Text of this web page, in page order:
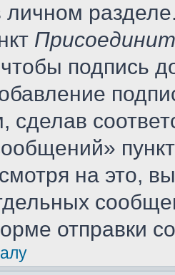
личном
подпись
сделав
на это,
отправки